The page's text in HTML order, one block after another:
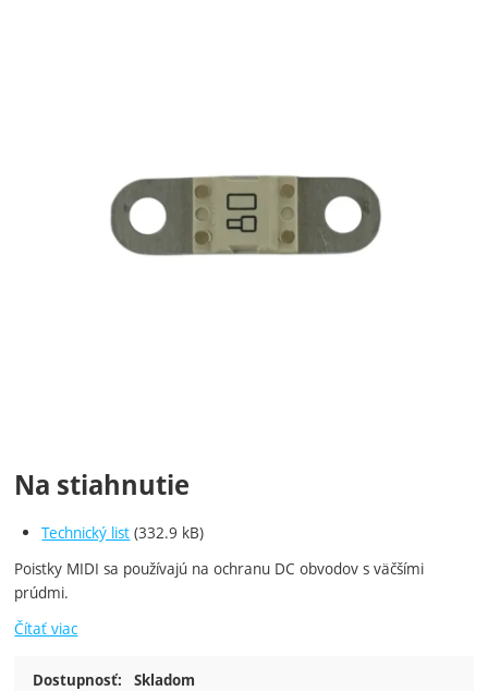
Na stiahnutie
Technický list (332.9 kB)
Poistky MIDI sa používajú na ochranu DC obvodov s väčšími
prúdmi.
Čítať viac
Dostupnosť: Skladom